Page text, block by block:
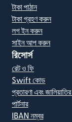
টাকা পাঠান
টাকা গ্রহণ করুন
লগ ইন করুন
সাইন আপ করুন
রিসোর্স
রেট ও ফি
Swift কোড
প্রতারণা এবং
পার্টনার
IBAN নম্বর